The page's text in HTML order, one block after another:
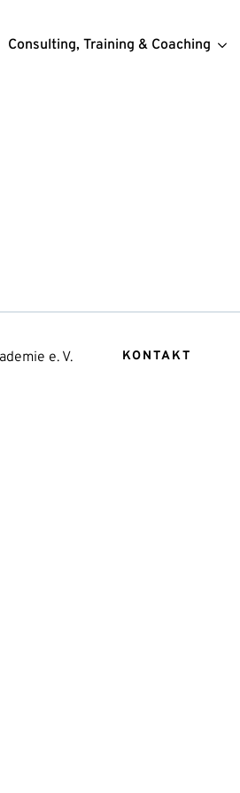
Consulting, Training & Coaching
e. V.
KONTAKT